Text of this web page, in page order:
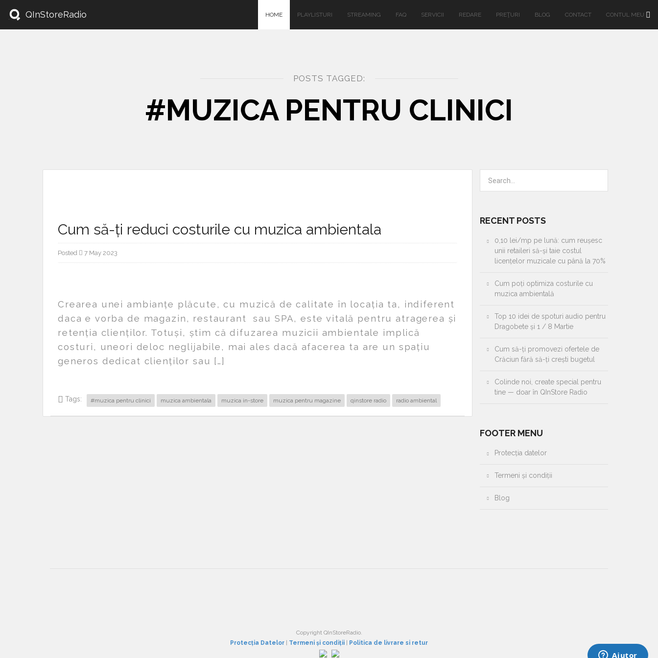
QInStoreRadio HOME PLAYLISTURI STREAMING FAQ SERVICII REDARE PREŢURI BLOG CONTACT CONTUL MEU
POSTS TAGGED:
#MUZICA PENTRU CLINICI
Cum să-ți reduci costurile cu muzica ambientala
Posted 7 May 2023
Crearea unei ambianțe plăcute, cu muzică de calitate în locația ta, indiferent
daca e vorba de magazin, restaurant sau SPA, este vitală pentru atragerea și
retenția clienților. Totuși, știm că difuzarea muzicii ambientale implică
costuri, uneori deloc neglijabile, mai ales dacă afacerea ta are un spațiu
generos dedicat clienților sau […]
Tags: #muzica pentru clinici muzica ambientala muzica in-store muzica pentru magazine qinstore radio radio ambiental
RECENT POSTS
0,10 lei/mp pe lună: cum reușesc
unii retaileri să-și taie costul
licențelor muzicale cu până la 70%
Cum poți optimiza costurile cu
muzica ambientală
Top 10 idei de spoturi audio pentru
Dragobete și 1 / 8 Martie
Cum să-ți promovezi ofertele de
Crăciun fără să-ți crești bugetul
Colinde noi, create special pentru
tine — doar în QInStore Radio
FOOTER MENU
Protecția datelor
Termeni și condiții
Blog
Copyright QInStoreRadio.
Protecția Datelor
Termeni și condiții Politica de livrare si retur